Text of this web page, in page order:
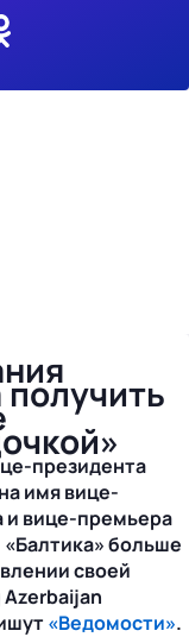
президента
имявице-
и вице-премьера
больше
своей
«Ведомости».